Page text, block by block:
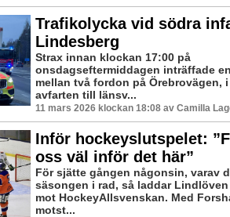
Trafikolycka vid södra
Lindesberg
Strax innan klockan 17:00 på
onsdagseftermiddagen inträffade
mellan två fordon på Örebrovägen,
avfarten till länsv...
11 mars 2026 klockan 18:08 av Camilla
Inför hockeyslutspelet:
oss väl inför det här”
För sjätte gången någonsin, varav
säsongen i rad, så laddar
mot HockeyAllsvenskan. Med
motst...